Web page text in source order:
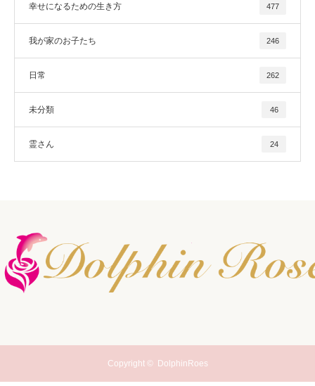
幸せになるための生き方 477
我が家のお子たち 246
日常 262
未分類 46
霊さん 24
Copyright © DolphinRoes